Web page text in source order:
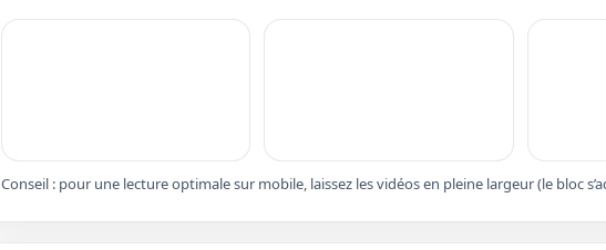
Conseil : pour une lecture optimale sur mobile, laissez les vidéos en pleine largeur (le bloc